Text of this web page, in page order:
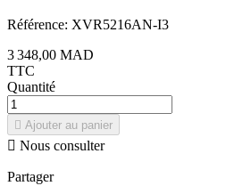
Référence: XVR5216AN-I3
3 348,00 MAD
TTC
Quantité
 Ajouter au panier
 Nous consulter
Partager